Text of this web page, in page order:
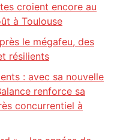
croient encore au
à Toulouse
le mégafeu, des
résilients
: avec sa nouvelle
renforce sa
concurrentiel à